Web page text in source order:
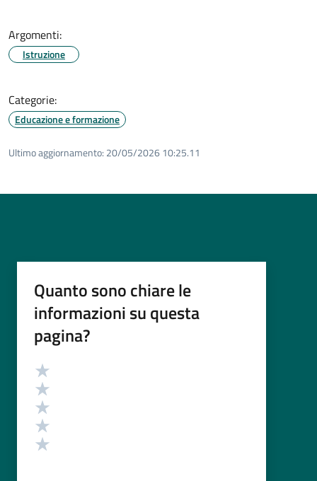
Argomenti:
Istruzione
Categorie:
Educazione e formazione
Ultimo aggiornamento: 20/05/2026 10:25.11
Quanto sono chiare le
informazioni su questa
pagina?
Valutazione